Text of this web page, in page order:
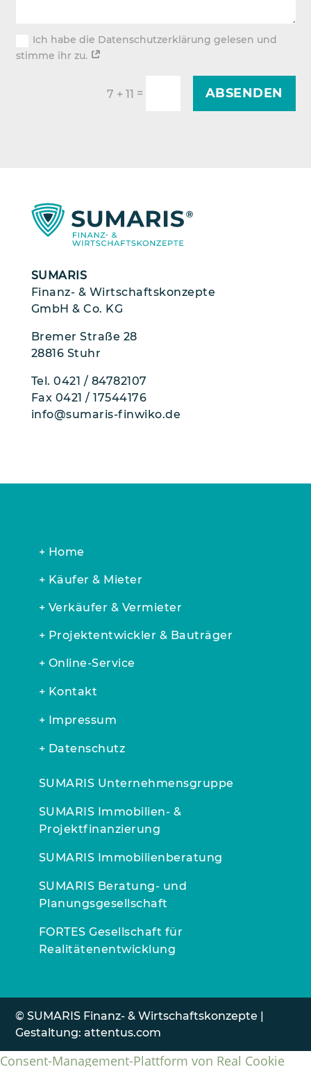
Ich habe die Datenschutzerklärung gelesen und
stimme ihr zu.
7 + 11 = ABSENDEN
SUMARIS
Finanz- & Wirtschaftskonzepte
GmbH & Co. KG
Bremer Straße 28
28816 Stuhr
Tel.0421 / 84782107
Fax 0421 / 17544176
info@sumaris-finwiko.de
+ Home
+ Käufer & Mieter
+ Verkäufer & Vermieter
+ Projektentwickler & Bauträger
+ Online-Service
+ Kontakt
+ Impressum
+ Datenschutz
SUMARIS Unternehmensgruppe
SUMARIS Immobilien- &
Projektfinanzierung
SUMARIS Immobilienberatung
SUMARIS Beratung- und
Planungsgesellschaft
FORTES Gesellschaft für
Realitätenentwicklung
© SUMARIS Finanz- & Wirtschaftskonzepte |
Gestaltung:attentus.com
Consent-Management-Plattform von Real Cookie